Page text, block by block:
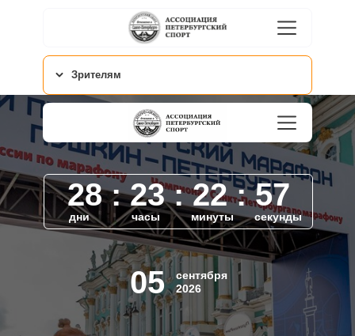
Зрителям
сентября
2026
05
дни часы минуты секунды
28 : 23 : 22 : 57